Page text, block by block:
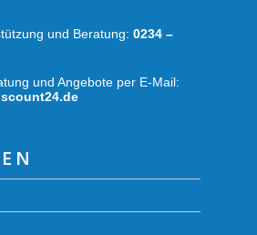
und Beratung: 0234 –
und Angebote per E-Mail: